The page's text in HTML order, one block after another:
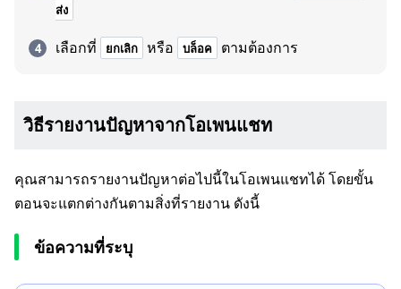
ส่ง
เลือกที่ ยกเลิก หรือ บล็อค ตามต้องการ
วิธีรายงานปัญหาจากโอเพนแชท
คุณสามารถรายงานปัญหาต่อไปนี้ในโอเพนแชทได้ โดยขั้น
ตอนจะแตกต่างกันตามสิ่งที่รายงาน ดังนี้
ข้อความที่ระบุ